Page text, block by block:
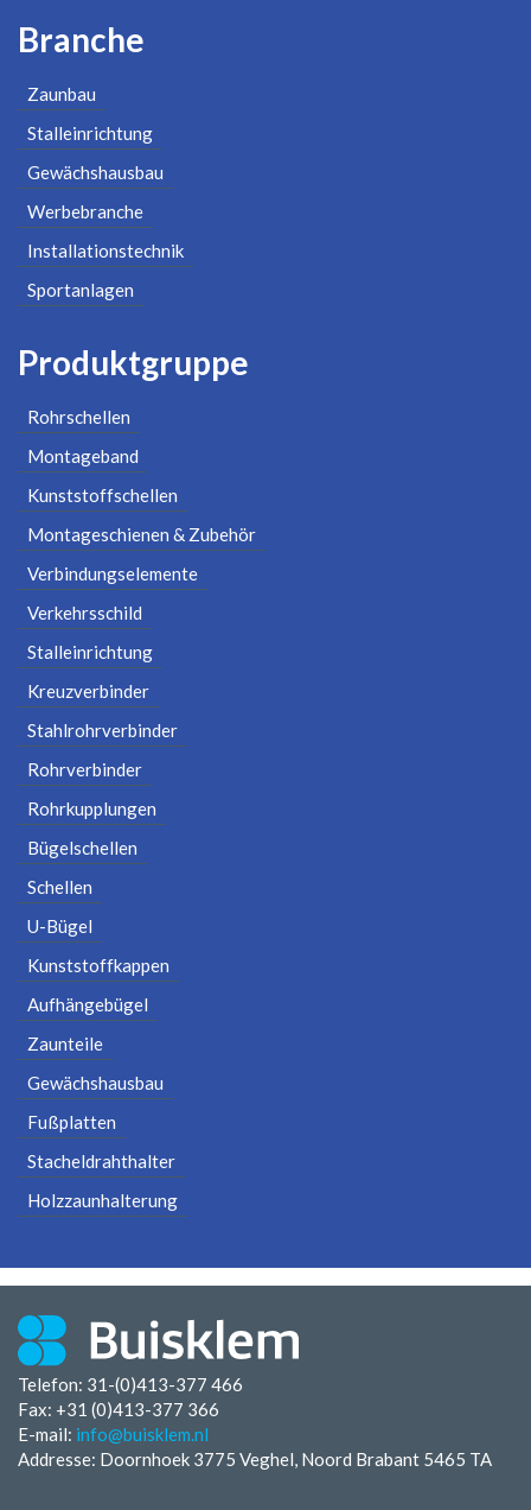
Branche
Zaunbau
Stalleinrichtung
Gewächshausbau
Werbebranche
Installationstechnik
Sportanlagen
Produktgruppe
Rohrschellen
Montageband
Kunststoffschellen
Montageschienen & Zubehör
Verbindungselemente
Verkehrsschild
Stalleinrichtung
Kreuzverbinder
Stahlrohrverbinder
Rohrverbinder
Rohrkupplungen
Bügelschellen
Schellen
U-Bügel
Kunststoffkappen
Aufhängebügel
Zaunteile
Gewächshausbau
Fußplatten
Stacheldrahthalter
Holzzaunhalterung
Telefon: 31-(0)413-377 466
Fax: +31 (0)413-377 366
E-mail: info@buisklem.nl
Addresse: Doornhoek 3775 Veghel, Noord Brabant 5465 TA